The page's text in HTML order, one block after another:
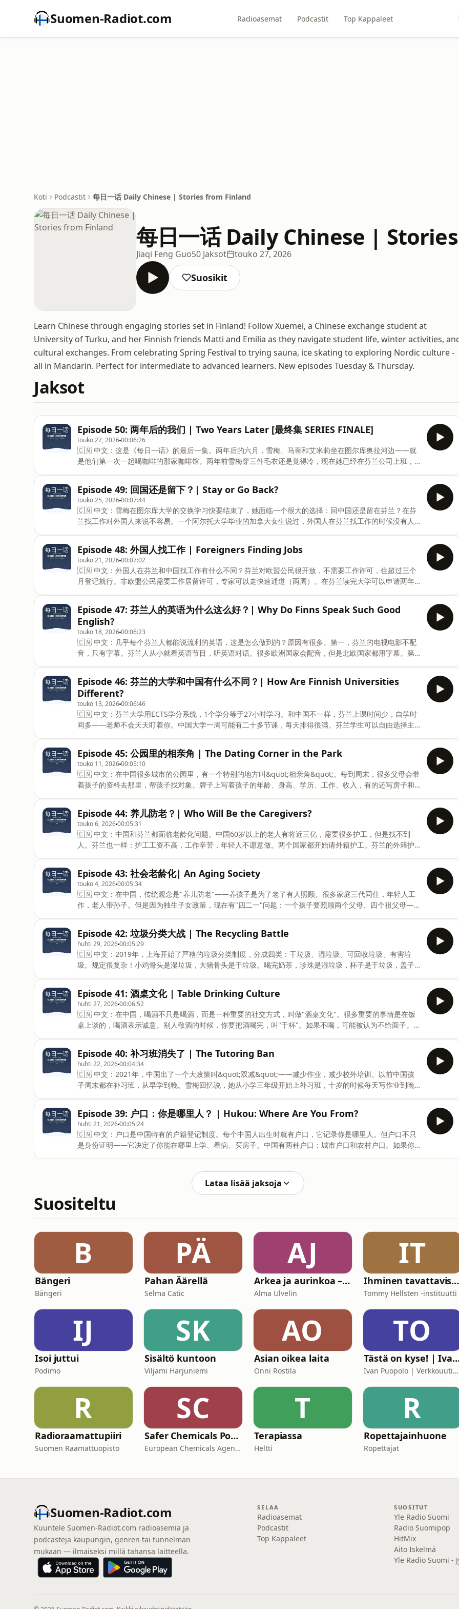
Suomen-Radiot.com Radioasemat Podcastit Top Kappaleet
Koti Podcastit 每日一话 Daily Chinese | Stories from Finland
每日一话 Daily Chinese |
Jiaqi Feng Guo50 Jaksot touko 27, 2026
Suosikit
Learn Chinese through engaging stories set in Finland! Follow Xuemei, a Chinese exchange student at
University of Turku, and her Finnish friends Matti and Emilia as they navigate student life, winter activities,
cultural exchanges. From celebrating Spring Festival to trying sauna, ice skating to exploring Nordic culture -
all in Mandarin. Perfect for intermediate to advanced learners. New episodes Tuesday & Thursday.
Jaksot
Episode 50: 两年后的我们 | Two Years Later [最终集 SERIES FINALE]
touko 27, 202600:06:26
🇨🇳 中文：这是《每日一话》的最后一集。两年后的六月，雪梅、马蒂和艾米莉坐在图尔库奥拉河边——就
是他们第一次一起喝咖啡的那家咖啡馆。两年前雪梅穿三件毛衣还是觉得冷，现在她已经在芬兰公司上班，
了，艾米莉下个月要去上海交大读硕士——这些变化两年前谁都没想到。雪梅觉得在芬兰得到的最好的东西
不是工作也不是语言，而是这两个朋友——是他们让芬兰变成了她的第二个家。艾米莉说了一句很有道理的
话：了解另一种文化，不是读书就能学会的，你需要一个真正的朋友。最后三个人举杯：敬友谊，敬这两
年。雪梅说干杯，马蒂说Kippis——就像他们一直以来那样。感谢每一位听众，从第一集到第五十集，谢谢
你们花时间听我们的故事。学语言是一件很长的事情，但请记住：每听懂一个词，每说出一句话，你都在往
前走。🇬🇧 English: This is
Episode 49: 回国还是留下？| Stay or Go Back?
touko 25, 202600:07:44
🇨🇳 中文：雪梅在图尔库大学的交换学习快要结束了，她面临一个很大的选择：回中国还是留在芬兰？在芬
兰找工作对外国人来说不容易。一个阿尔托大学毕业的加拿大女生说过，外国人在芬兰找工作的时候没有人
衡好、职场文化平等。在中国，很多互联网公司实行&quot;九九六&quot;——早上九点到晚上九点，一周六
天。在芬兰，下午四五点就下班了。芬兰公司的等级很少，实习生都可以直接叫老板的名字。回国也有好
处：家人在上海，中国发展快，工作机会多，没有语言问题。而且芬兰的冬天很难，十二月下午三点就天黑
了。最后，雪梅决定勇敢地试一试——留下来至少一两年。最坏的结果不过是回上海。如果不试，以后一定
会后悔。🇬🇧 English: Xuemei&#39;s exchange study at the University of
Episode 48: 外国人找工作 | Foreigners Finding Jobs
touko 21, 202600:07:02
🇨🇳 中文：外国人在芬兰和中国找工作有什么不同？芬兰对欧盟公民很开放，不需要工作许可，住超过三个
月登记就行。非欧盟公民需要工作居留许可，专家可以走快速通道（两周）。在芬兰读完大学可以申请两年
绍。中国的系统不一样：所有外国人都需要工作许可，分A、B、C三类。A类是高端人才（高管、科学家），
审批快，最长五年；B类需要本科加两年经验，通常一年；C类是临时工作。中国的许可和城市绑定，换城市
要重新申请。必须先在国外找到工作才能申请签证，手续包括体检、无犯罪证明、学历认证、公证翻译。两
国各有优势：芬兰工作生活平衡好（每周35-40小时，30天带薪假期），中国机会多、发展快、生活成本低。
🇬🇧 English:How is finding work different for foreigners in Fin
Episode 47: 芬兰人的英语为什么这么好？| Why Do Finns Speak Such Good
English?
touko 18, 202600:06:23
🇨🇳 中文：几乎每个芬兰人都能说流利的英语，这是怎么做到的？原因有很多。第一，芬兰的电视电影不配
音，只有字幕。芬兰人从小就看英语节目，听英语对话。很多欧洲国家会配音，但是北欧国家都用字幕。第
学方法偏重考试，口语练习机会少，很多人有&quot;哑巴英语&quot;问题——会读会写但不会说。第三，芬
兰语是小语种，只有五百万人说。很多专业内容只有英文版本，所以学英语是必要的。中文有十四亿人说，
中文内容非常多，学习动力不一样。第四，芬兰年轻人玩网络游戏、用社交媒体，到处都是英语。中国有自
己的平台，大部分内容是中文的。第五，芬兰人的心态是：英语是工具，能沟通就行，口音不重要。中国学
生怕说错丢脸，宁愿不说。两种方式各有优缺点：中国学生读写能力强，基础扎实；芬兰学生口语好但细节
可能差一些。🇬🇧 English:
Episode 46: 芬兰的大学和中国有什么不同？| How Are Finnish Universities
Different?
touko 13, 202600:06:46
🇨🇳 中文：芬兰大学用ECTS学分系统，1个学分等于27小时学习。和中国不一样，芬兰上课时间少，自学时
间多——老师不会天天盯着你。中国大学一周可能有二十多节课，每天排得很满。芬兰学生可以自由选择主
芬兰比较容易，但在中国很难——专业是高考决定的，只有成绩前10%的学生才能申请转，而且很多学生高
考时不知道自己喜欢什么，是父母帮他们选的专业。芬兰有&quot;学习权&quot;的概念：本科加硕士有大概
七年的时间完成，可以中间去工作、旅行，五六年毕业很正常。中国必须四年毕业，延迟毕业大家会觉得你
有问题，而且学生还要准备考研、考证、找实习，时间根本不够用。两种制度各有优缺点：中国的更有结
构，芬兰的更自由但需要自制力。🇬🇧 English:Finnish universities use the ECTS c
Episode 45: 公园里的相亲角 | The Dating Corner in the Park
touko 11, 202600:05:10
🇨🇳 中文：在中国很多城市的公园里，有一个特别的地方叫&quot;相亲角&quot;。每到周末，很多父母会带
着孩子的资料去那里，帮孩子找对象。牌子上写着孩子的年龄、身高、学历、工作、收入，有的还写房子和
&quot;大龄剩女&quot;，30岁还没结婚，父母会非常着急。每次过年回家，亲戚都会问：&quot;有男朋友了
吗？什么时候结婚？&quot;这种催婚压力很大。芬兰完全不一样——父母不会管孩子的恋爱，这是个人的事
情。芬兰人平均三十岁左右结婚，很多人选择同居不结婚，这很正常。中国年轻人怎么看相亲角？很多人觉
得尴尬，觉得爱情应该是自然的，不是靠条件匹配。现在越来越多的年轻人宁愿单身，也不想将就。最重要
的是，结婚应该是自己的选择，不是被逼的。🇬🇧 English:In parks in many Ch
Episode 44: 养儿防老？| Who Will Be the Caregivers?
touko 6, 202600:05:31
🇨🇳 中文：中国和芬兰都面临老龄化问题。中国60岁以上的老人有将近三亿，需要很多护工，但是找不到
人。芬兰也一样：护工工资不高，工作辛苦，年轻人不愿意做。两个国家都开始请外籍护工。芬兰的外籍护
钱家庭请"菲佣"——菲律宾佣人，他们英语好，受过专业培训，但是工资比本地保姆高很多，签证手续也复
杂，普通家庭请不起。护工的工作很辛苦：给老人洗澡、喂饭、换尿布，有时候半夜起来。外籍护工还要面
对语言障碍、文化差异和想家。很多菲律宾护工离开家人来工作，把钱寄回家供孩子上学，牺牲很大。未来
可能有护理机器人，但是老人需要的陪伴和关心，只有人能给。护工这份工作值得更多的尊重和更好的待
遇。🇬🇧 English:Both China and Finland face aging population problems. Ch
Episode 43: 社会老龄化| An Aging Society
touko 4, 202600:05:34
🇨🇳 中文：在中国，传统观念是"养儿防老"——养孩子是为了老了有人照顾。很多家庭三代同住，年轻人工
作，老人带孙子。但是因为独生子女政策，现在有"四二一"问题：一个孩子要照顾两个父母、四个祖父母——
养老院是不孝顺，邻居会说闲话。芬兰很不一样：很多老人自己住或住养老院，政府提供护工上门服务。芬
兰税很高，但政府用这些钱照顾老人。养老院都是政府监管的，质量统一。住养老院很正常，是为了让老人
得到更好的照顾。两种方式都有优点：中国的方式让老人不孤单，芬兰的方式让大家都轻松。最重要的是尊
重老人自己的想法，让他们幸福、有尊严地度过晚年。🇬🇧 English:In China, the traditional concept is
"raise children for old age security"—rais
Episode 42: 垃圾分类大战 | The Recycling Battle
huhti 29, 202600:05:29
🇨🇳 中文：2019年，上海开始了严格的垃圾分类制度，分成四类：干垃圾、湿垃圾、可回收垃圾、有害垃
圾。规定很复杂！小鸡骨头是湿垃圾，大猪骨头是干垃圾。喝完奶茶，珍珠是湿垃圾，杯子是干垃圾，盖子
子10分，大瓶子20-40分，回收率超过90%。但是雪梅说，其实中国也有类似的回收文化——很多人，特别是
穷困的老人，靠捡瓶子和纸壳子卖钱生活。方式不一样：芬兰靠机器和制度，中国靠人。这些捡废品的老人
帮了环境很大的忙。虽然方法不同，但目标是一样的：保护环境。地球只有一个！🇬🇧 English:In 2019,
Shanghai started strict garbage sorting with four categories: dry waste, wet waste, recyclables,
and h
Episode 41: 酒桌文化 | Table Drinking Culture
huhti 27, 202600:06:52
🇨🇳 中文：在中国，喝酒不只是喝酒，而是一种重要的社交方式，叫做"酒桌文化"。很多重要的事情是在饭
桌上谈的，喝酒表示诚意。别人敬酒的时候，你要把酒喝完，叫"干杯"。如果不喝，可能被认为不给面子。雪
是为了放松和开心，不是为了社交或谈生意。在芬兰，说"我不喝酒"会被尊重，没有人会强迫你。但是芬兰有
另一个问题：平时不喝，周末一次喝很多，叫"周末喝醉"。两种方式都有健康问题。好消息是，中国和芬兰的
年轻人都在改变——越来越多人选择健康的生活方式，喝酒应该是自己的选择，不是义务。🇬🇧 English:In
China, drinking isn't just drinking—it's an important social activity called "drinking table culture.
Episode 40: 补习班消失了 | The Tutoring Ban
huhti 22, 202600:04:34
🇨🇳 中文：2021年，中国出了一个大政策叫&quot;双减&quot;——减少作业，减少校外培训。以前中国孩
子周末都在补习班，从早学到晚。雪梅回忆说，她从小学三年级开始上补习班，十岁的时候每天写作业到晚
兰的学校都差不多好，不需要拼命竞争。但是双减之后，中国孩子真的轻松了吗？高考还在，竞争还在。有
些家长请家教到家里来教，或者让孩子上网课。真正的问题是：好的大学名额不够，好的工作机会不够。雪
梅说，中国教育的好处是基础知识扎实，但压力确实太大了。她希望未来的中国孩子能有更快乐的童年。
🇬🇧 English:In 2021, China introduced a major policy called &quot;Double Reduction&quot;—
reduce homework and red
Episode 39: 户口：你是哪里人？ | Hukou: Where Are You From?
huhti 21, 202600:05:24
🇨🇳 中文：户口是中国特有的户籍登记制度。每个中国人出生时就有户口，它记录你是哪里人。但户口不只
是身份证明——它决定了你能在哪里上学、看病、买房子。中国有两种户口：城市户口和农村户口。如果你
利。芬兰很不一样——每个人出生时得到一个身份号码（henkilötunnus），不管住在哪里，权利都一样。
雪梅希望有一天，每个中国人不管户口在哪里，都能享受同样的权利。🇬🇧 English:Hukou is China&#39;s
unique household registration system. Every Chinese person has a hukou from birth, record
Lataa lisää jaksoja
Suositeltu
B
Bängeri
Bängeri
PÄ
Pahan Äärellä
Selma Catic
AJ
Arkea ja aurinkoa – podcast Espanjasta
Alma Ulvelin
IT
Ihminen tavattavissa | Tommy Hellsten -instituutti
Tommy Hellsten -instituutti
IJ
Isoi juttui
Podimo
SK
Sisältö kuntoon
Viljami Harjuniemi
AO
Asian oikea laita
Onni Rostila
TO
Tästä on kyse! | Ivan
Ivan Puopolo | Verkkouutiset
R
Radioraamattupiiri
Suomen Raamattuopisto
SC
Safer Chemicals Podcast
European Chemicals Agency
T
Terapiassa
Heltti
R
Ropettajainhuone
Ropettajat
Suomen-Radiot.com
Kuuntele Suomen-Radiot.com radioasemia ja
podcasteja kaupungin, genren tai tunnelman
mukaan — ilmaiseksi millä tahansa laitteella.
SELAA
Radioasemat
Podcastit
Top Kappaleet
SUOSITUT
Yle Radio Suomi
Radio Suomipop
HitMix
Aito Iskelmä
Yle Radio Suomi -